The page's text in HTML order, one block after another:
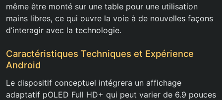
même être monté sur une table pour une utilisation
mains libres, ce qui ouvre la voie à de nouvelles façons
d’interagir avec la technologie.
Caractéristiques Techniques et Expérience
Android
Le dispositif conceptuel intégrera un affichage
adaptatif pOLED Full HD+ qui peut varier de 6.9 pouces